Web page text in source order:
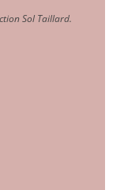
Sol Taillard.